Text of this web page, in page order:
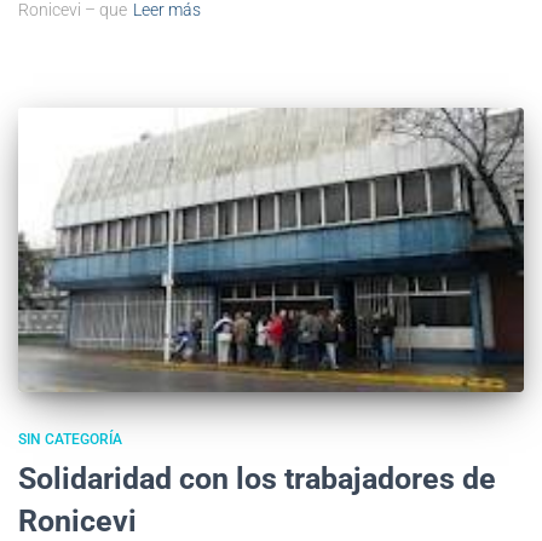
Ronicevi – que Leer más
SIN CATEGORÍA
Solidaridad con los trabajadores de
Ronicevi